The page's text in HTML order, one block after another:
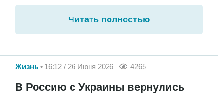
Читать полностью
Жизнь 16:12 / 26 Июня 2026 4265
В Россию с Украины вернулись